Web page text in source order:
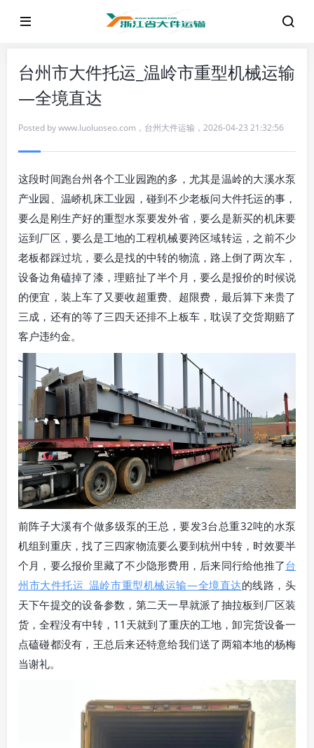
台州市大件托运_温岭市重型机械运输
—全境直达
Posted bywww.luoluoseo.com ， 台州大件运输 ， 2026-04-23 21:32:56
这段时间跑台州各个工业园跑的多，尤其是温岭的大溪水泵
产业园、温峤机床工业园，碰到不少老板问大件托运的事，
要么是刚生产好的重型水泵要发外省，要么是新买的机床要
运到厂区，要么是工地的工程机械要跨区域转运，之前不少
老板都踩过坑，要么是找的中转的物流，路上倒了两次车，
设备边角磕掉了漆，理赔扯了半个月，要么是报价的时候说
的便宜，装上车了又要收超重费、超限费，最后算下来贵了
三成，还有的等了三四天还排不上板车，耽误了交货期赔了
客户违约金。
前阵子大溪有个做多级泵的王总，要发3台总重32吨的水泵
机组到重庆，找了三四家物流要么要到杭州中转，时效要半
个月，要么报价里藏了不少隐形费用，后来同行给他推了台
州市大件托运_温岭市重型机械运输—全境直达的线路，头
天下午提交的设备参数，第二天一早就派了抽拉板到厂区装
货，全程没有中转，11天就到了重庆的工地，卸完货设备一
点磕碰都没有，王总后来还特意给我们送了两箱本地的杨梅
当谢礼。